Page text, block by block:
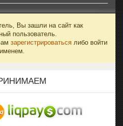
Вы зашли на сайт как
пользователь.
зарегистрироваться либо войти